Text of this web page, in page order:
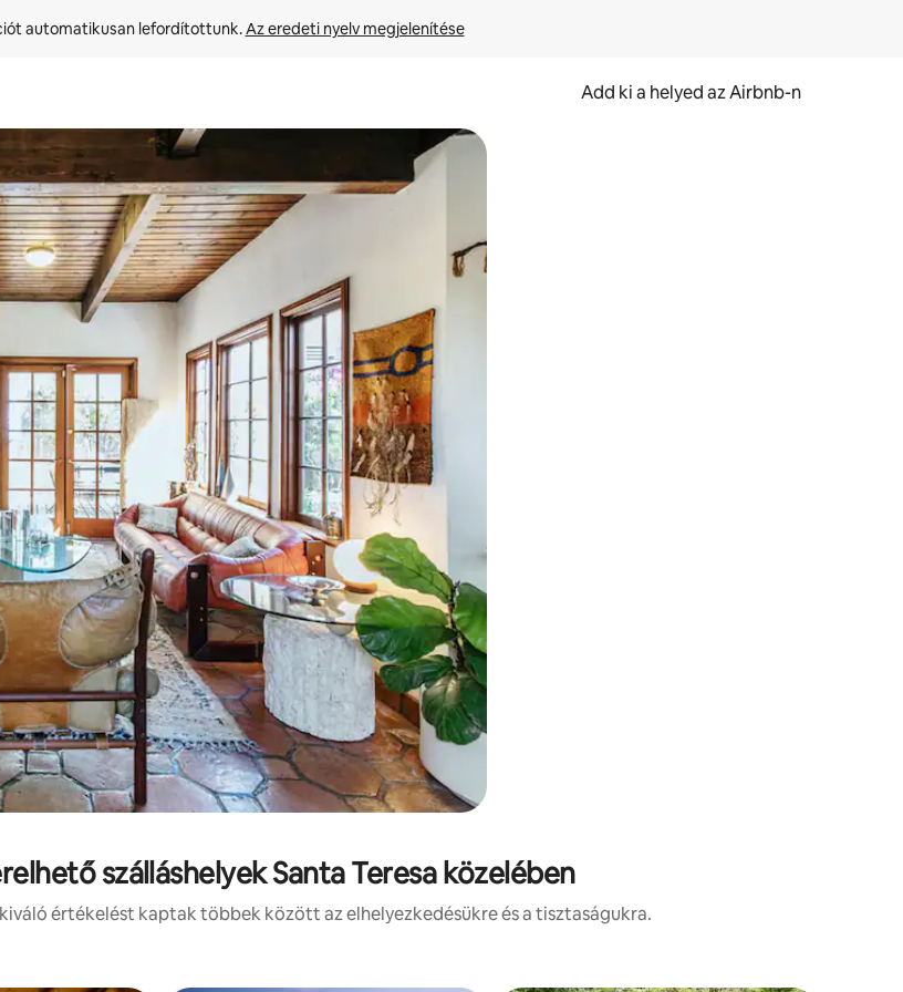
automatikusan lefordítottunk. Az eredeti nyelv megjelenítése
Add ki a helyed az Airbnb-n
érintő és lapozó mozdulatokkal is felfedezheted őket.
szálláshelyek Santa Teresa közelében
értékelést kaptak többek között az elhelyezkedésükre és a tisztaságukra.